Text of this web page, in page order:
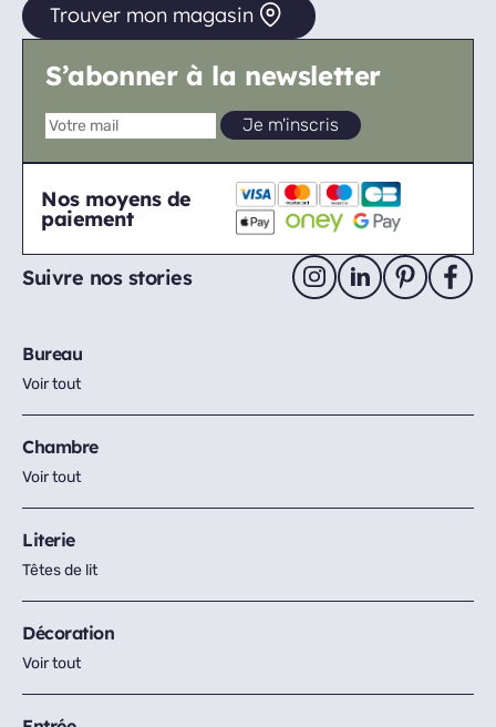
Trouver mon magasin
S’abonner à la newsletter
Nos moyens de
paiement
Suivre nos stories
Bureau
Voir tout
Chambre
Voir tout
Literie
Têtes de lit
Décoration
Voir tout